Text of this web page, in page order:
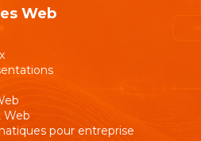
Web
pour entreprise